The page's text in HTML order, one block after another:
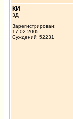
КИ
3Д
Зарегистрирован:
17.02.2005
Суждений: 52231